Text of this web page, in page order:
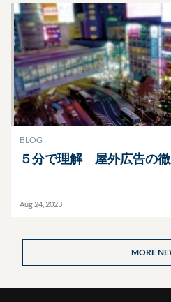
BLOG
５分で理解 屋外広告の
Aug 24, 2023
MORE